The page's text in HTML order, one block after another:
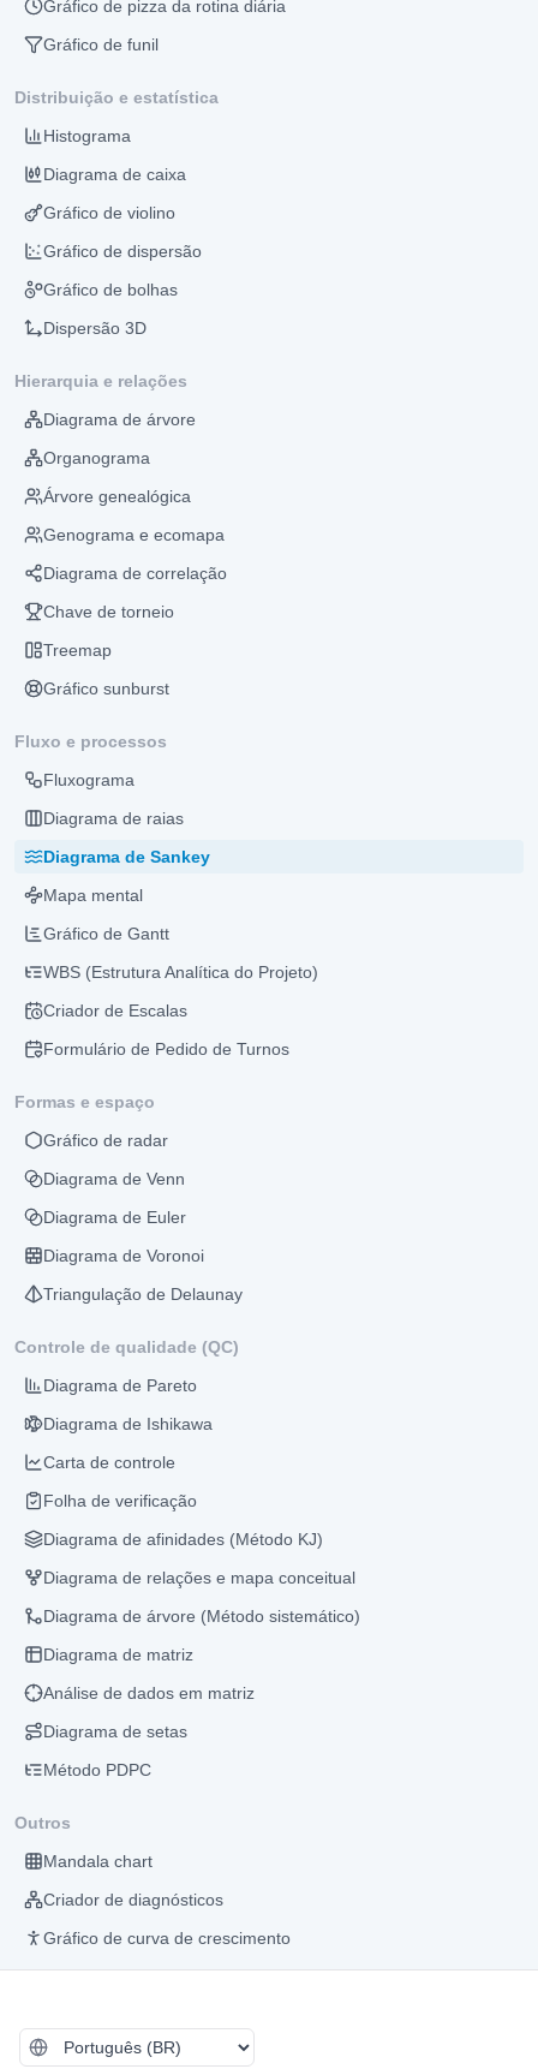
Gráfico de pizza da rotina diária
Gráfico de funil
Distribuição e estatística
Histograma
Diagrama de caixa
Gráfico de violino
Gráfico de dispersão
Gráfico de bolhas
Dispersão 3D
Hierarquia e relações
Diagrama de árvore
Organograma
Árvore genealógica
Genograma e ecomapa
Diagrama de correlação
Chave de torneio
Treemap
Gráfico sunburst
Fluxo e processos
Fluxograma
Diagrama de raias
Diagrama de Sankey
Mapa mental
Gráfico de Gantt
WBS (Estrutura Analítica do Projeto)
Criador de Escalas
Formulário de Pedido de Turnos
Formas e espaço
Gráfico de radar
Diagrama de Venn
Diagrama de Euler
Diagrama de Voronoi
Triangulação de Delaunay
Controle de qualidade (QC)
Diagrama de Pareto
Diagrama de Ishikawa
Carta de controle
Folha de verificação
Diagrama de afinidades (Método KJ)
Diagrama de relações e mapa conceitual
Diagrama de árvore (Método sistemático)
Diagrama de matriz
Análise de dados em matriz
Diagrama de setas
Método PDPC
Outros
Mandala chart
Criador de diagnósticos
Gráfico de curva de crescimento